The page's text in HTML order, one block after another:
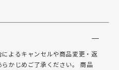
よるキャンセルや商品変更・返
かじめご了承ください。 商品